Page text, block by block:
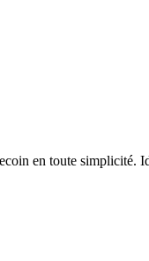
en toute simplicité.